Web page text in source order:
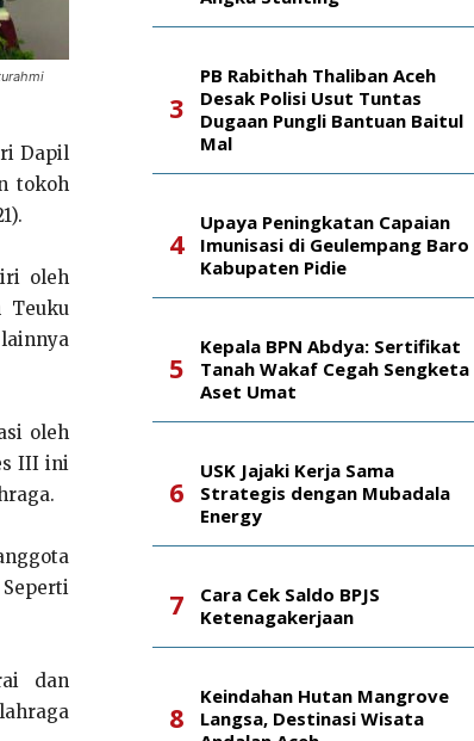
Dapil
tokoh
oleh
Teuku
oleh
III ini
dan
PB Rabithah Thaliban Aceh
Desak Polisi Usut Tuntas
Dugaan Pungli Bantuan Baitul
Mal
Upaya Peningkatan Capaian
Imunisasi di Geulempang Baro
Kabupaten Pidie
Kepala BPN Abdya: Sertifikat
Tanah Wakaf Cegah Sengketa
Aset Umat
USK Jajaki Kerja Sama
Strategis dengan Mubadala
Energy
Cara Cek Saldo BPJS
Ketenagakerjaan
Keindahan Hutan Mangrove
Langsa, Destinasi Wisata